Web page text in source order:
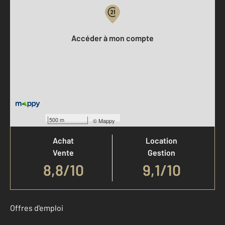
500 m ©Mappy
Accéder à mon compte
Votre agence est notée
Achat
Vente
8,8/10
Location
Gestion
9,1/10
Offres d'emploi